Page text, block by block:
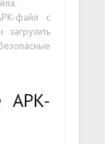
файл с
загрузить
APK-